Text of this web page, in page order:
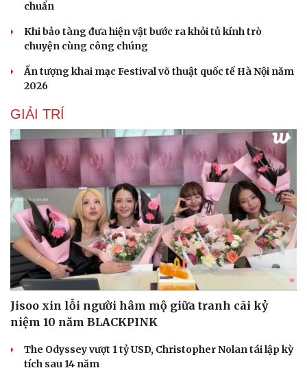
chuẩn
Khi bảo tàng đưa hiện vật bước ra khỏi tủ kính trò
chuyện cùng công chúng
Ấn tượng khai mạc Festival võ thuật quốc tế Hà Nội năm
2026
GIẢI TRÍ
Jisoo xin lỗi người hâm mộ giữa tranh cãi kỷ
niệm 10 năm BLACKPINK
The Odyssey vượt 1 tỷ USD, Christopher Nolan tái lập kỳ
tích sau 14 năm